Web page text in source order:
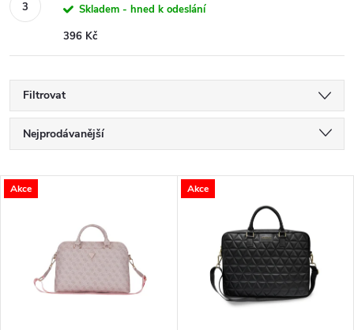
Skladem - hned k odeslání
396 Kč
Filtrovat
Ř
a
Nejprodávanější
Nejdražší
V
Akce Akce